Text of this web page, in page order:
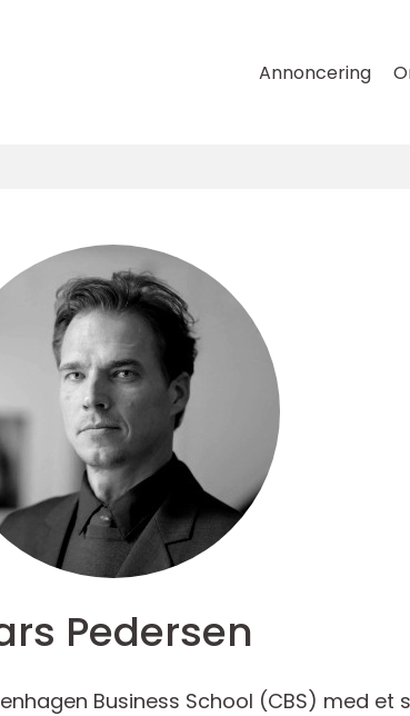
Annoncering
Pedersen
Business School (CBS) med